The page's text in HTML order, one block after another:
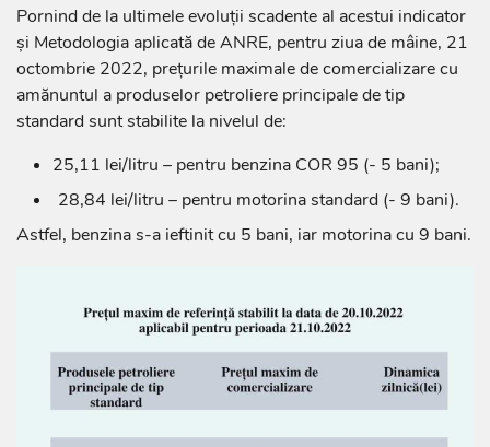
Pornind de la ultimele evoluții scadente al acestui indicator
și Metodologia aplicată de ANRE, pentru ziua de mâine, 21
octombrie 2022, prețurile maximale de comercializare cu
amănuntul a produselor petroliere principale de tip
standard sunt stabilite la nivelul de:
25,11 lei/litru – pentru benzina COR 95 (- 5 bani);
28,84 lei/litru – pentru motorina standard (- 9 bani).
Astfel, benzina s-a ieftinit cu 5 bani, iar motorina cu 9 bani.